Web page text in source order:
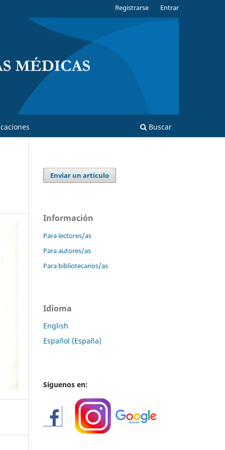
Buscar
Registrarse Entrar
Enviar un artículo
Información
Para lectores/as
Para autores/as
Para bibliotecarios/as
Idioma
English
Español (España)
Síguenos en: